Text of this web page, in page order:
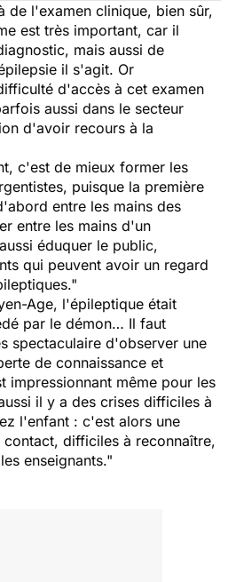
de l'examen clinique, bien sûr,
est très important, car il
mais aussi de
il s'agit. Or
d'accès à cet examen
aussi dans le secteur
d'avoir recours à la
c'est de mieux former les
puisque la première
entre les mains des
entre les mains d'un
éduquer le public,
qui peuvent avoir un regard
Age, l'épileptique était
par le démon… Il faut
spectaculaire d'observer une
de connaissance et
impressionnant même pour les
il y a des crises difficiles à
l'enfant : c'est alors une
difficiles à reconnaître,
enseignants."